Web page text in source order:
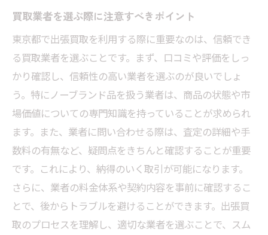
買取業者を選ぶ際に注意すべきポイント
東京都で出張買取を利用する際に重要なのは、信頼でき
る買取業者を選ぶことです。まず、口コミや評価をしっ
かり確認し、信頼性の高い業者を選ぶのが良いでしょ
う。特にノーブランド品を扱う業者は、商品の状態や市
場価値についての専門知識を持っていることが求められ
ます。また、業者に問い合わせる際は、査定の詳細や手
数料の有無など、疑問点をきちんと確認することが重要
です。これにより、納得のいく取引が可能になります。
さらに、業者の料金体系や契約内容を事前に確認するこ
とで、後からトラブルを避けることができます。出張買
取のプロセスを理解し、適切な業者を選ぶことで、スム